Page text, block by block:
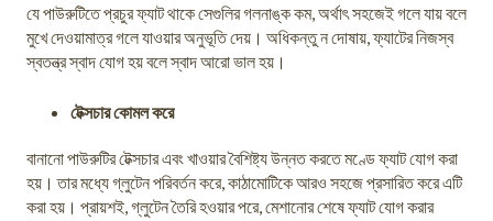
যে পাউরুটিতে প্রচুর ফ্যাট থাকে সেগুলির গলনাঙ্ক কম, অর্থাৎ সহজেই গলে যায় বলে
মুখে দেওয়ামাত্র গলে যাওয়ার অনুভূতি দেয়। অধিকন্তু ন দোষায়, ফ্যাটের নিজস্ব
স্বতন্ত্র স্বাদ যোগ হয় বলে স্বাদ আরো ভাল হয়।
টেক্সচার কোমল করে
বানানো পাউরুটির টেক্সচার এবং খাওয়ার বৈশিষ্ট্য উন্নত করতে মণ্ডে ফ্যাট যোগ করা
হয়। তার মধ্যে গ্লুটেন পরিবর্তন করে, কাঠামোটিকে আরও সহজে প্রসারিত করে এটি
করা হয়। প্রায়শই, গ্লুটেন তৈরি হওয়ার পরে, মেশানোর শেষে ফ্যাট যোগ করার